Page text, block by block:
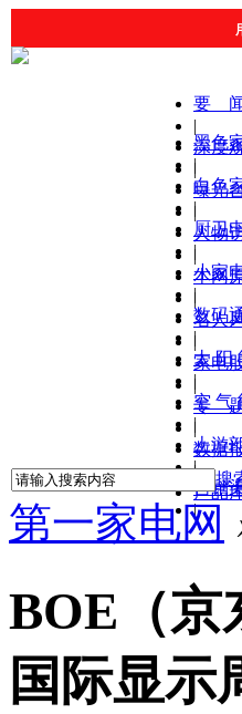
要
|
深度
|
曝光
|
人物
|
本网
|
名人
|
家电
|
专
|
数据
|
产品
黑色
|
白色
|
厨卫
|
小家
|
数码
|
太 阳
|
空 气
|
上游
|
营销
|
搜
第一家电网
BOE（京
国际显示